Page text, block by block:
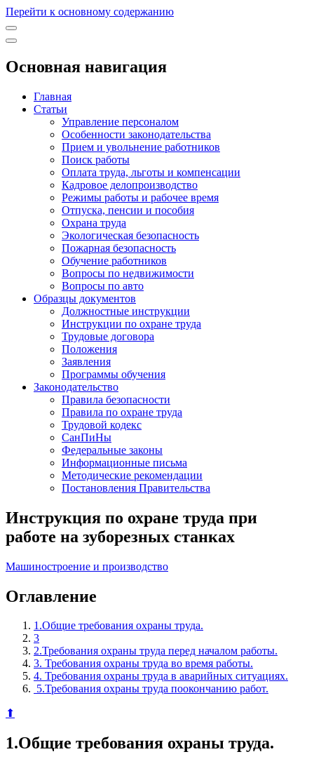
Перейти к основному содержанию
Основная навигация
Главная
Статьи
Управление персоналом
Особенности законодательства
Прием и увольнение работников
Поиск работы
Оплата труда, льготы и компенсации
Кадровое делопроизводство
Режимы работы и рабочее время
Отпуска, пенсии и пособия
Охрана труда
Экологическая безопасность
Пожарная безопасность
Обучение работников
Вопросы по недвижимости
Вопросы по авто
Образцы документов
Должностные инструкции
Инструкции по охране труда
Трудовые договора
Положения
Заявления
Программы обучения
Законодательство
Правила безопасности
Правила по охране труда
Трудовой кодекс
СанПиНы
Федеральные законы
Информационные письма
Методические рекомендации
Постановления Правительства
Инструкция по охране труда при
работе на зуборезных станках
Машиностроение и производство
Оглавление
1.Общие требования охраны труда.
3
2.Требования охраны труда перед началом работы.
3. Требования охраны труда во время работы.
4. Требования охраны труда в аварийных ситуациях.
5.Требования охраны труда поокончанию работ.
⬆
1.Общие требования охраны труда.